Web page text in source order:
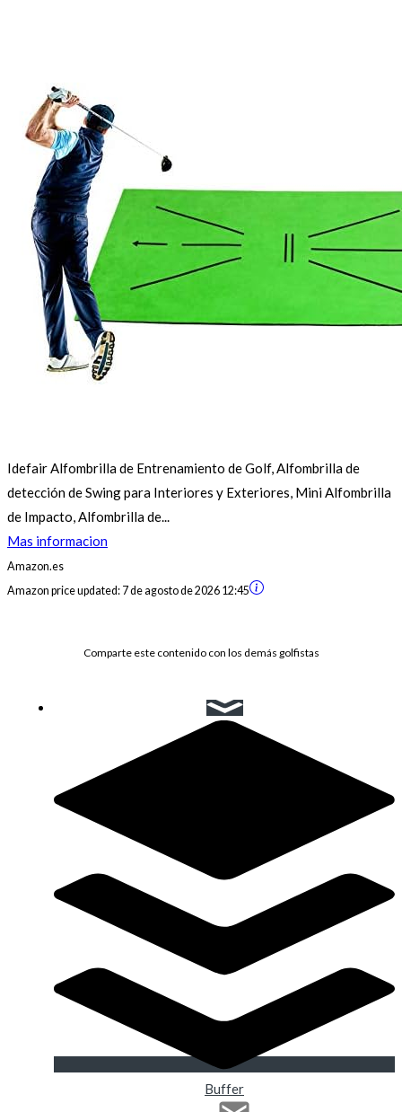
Idefair Alfombrilla de Entrenamiento de Golf, Alfombrilla de
detección de Swing para Interiores y Exteriores, Mini Alfombrilla
de Impacto, Alfombrilla de...
Mas informacion
Amazon.es
Amazon price updated: 7 de agosto de 2026 12:45
Comparte este contenido con los demás golfistas
Buffer